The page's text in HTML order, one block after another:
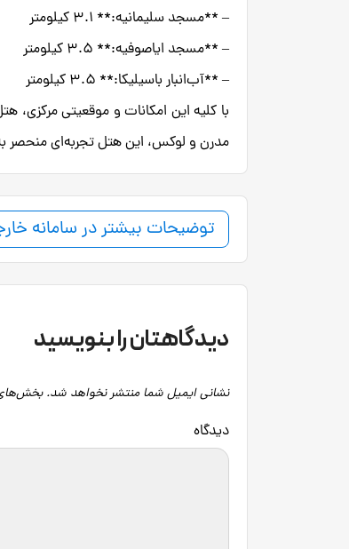
– **مسجد سلیمانیه:** ۳.۱ کیلومتر
– **مسجد ایاصوفیه:** ۳.۵ کیلومتر
– **آب‌انبار باسیلیکا:** ۳.۵ کیلومتر
با کلیه این امکانات و موقعیتی مرکزی،
مدرن و لوکس، این هتل تجربه‌ای منحصر به
توضیحات بیشتر در سامانه
دیدگاهتان را بنویسید
نشانی ایمیل شما منتشر نخواهد شد. بخش‌های